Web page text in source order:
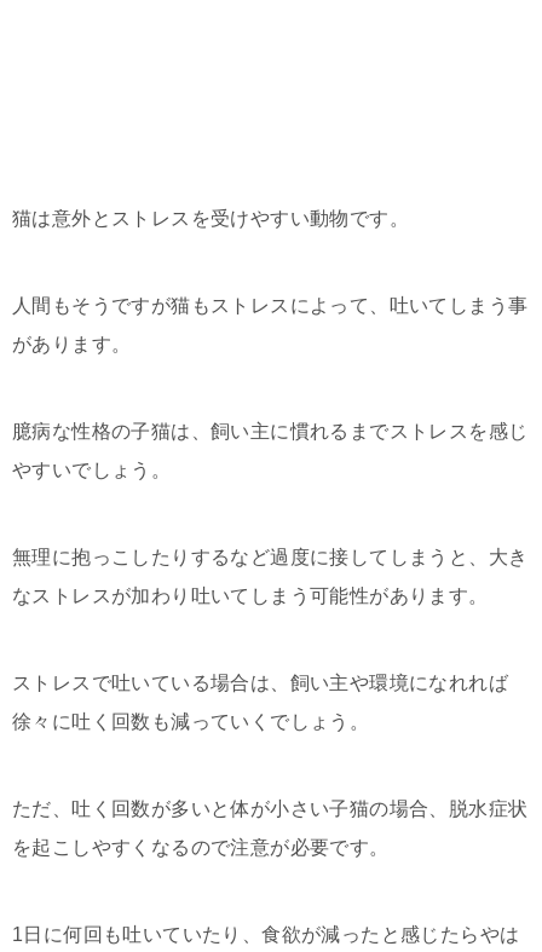
猫は意外とストレスを受けやすい動物です。
人間もそうですが猫もストレスによって、吐いてしまう事
があります。
臆病な性格の子猫は、飼い主に慣れるまでストレスを感じ
やすいでしょう。
無理に抱っこしたりするなど過度に接してしまうと、大き
なストレスが加わり吐いてしまう可能性があります。
ストレスで吐いている場合は、飼い主や環境になれれば
徐々に吐く回数も減っていくでしょう。
ただ、吐く回数が多いと体が小さい子猫の場合、脱水症状
を起こしやすくなるので注意が必要です。
1日に何回も吐いていたり、食欲が減ったと感じたらやは